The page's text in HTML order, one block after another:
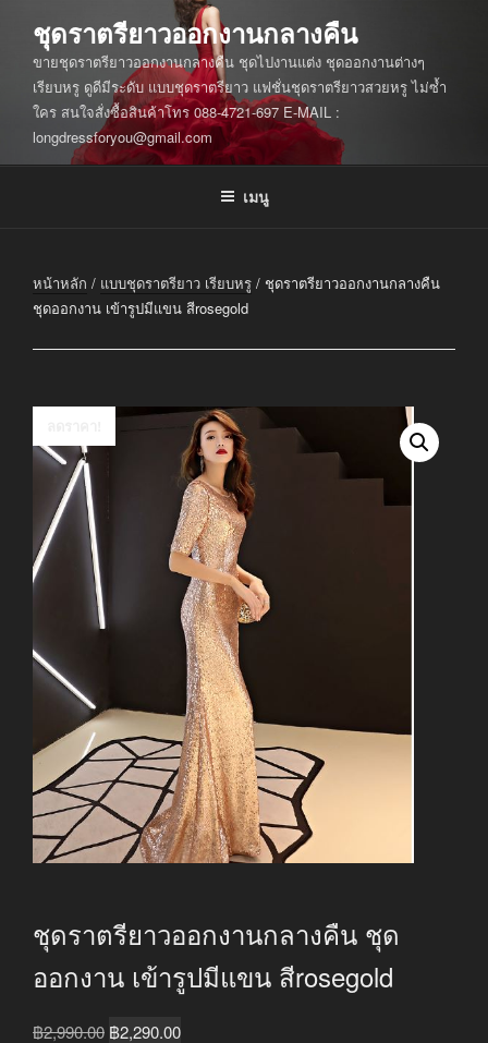
บทความ
ชุดราตรียาวออกงานกลางคืน
ขายชุดราตรียาวออกงานกลางคืน ชุดไปงานแต่ง ชุดออกงานต่างๆ
เรียบหรู ดูดีมีระดับ แบบชุดราตรียาว แฟชั่นชุดราตรียาวสวยหรู ไม่ซ้ำ
ใคร สนใจสั่งซื้อสินค้าโทร 088-4721-697 E-MAIL :
longdressforyou@gmail.com
เมนู
หน้าหลัก / แบบชุดราตรียาว เรียบหรู / ชุดราตรียาวออกงานกลางคืน
ชุดออกงาน เข้ารูปมีแขน สีrosegold
ชุดราตรียาวออกงานกลางคืน ชุด
ออกงาน เข้ารูปมีแขน สีrosegold
฿2,990.00 Original
฿2,290.00Current